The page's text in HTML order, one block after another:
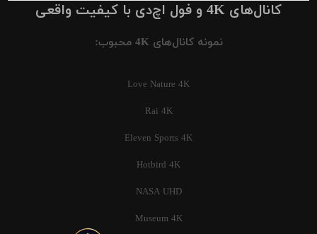
کانال‌های 4K و فول اچ‌دی با کیفیت واقعی
نمونه کانال‌های 4K محبوب:
Love Nature 4K
Rai 4K
Eleven Sports 4K
Hotbird 4K
NASA UHD
Museum 4K